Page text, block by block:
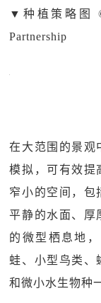
▼种植策略图
Partnership
在大范围的景观
模拟，可有效提
窄小的空间，包
平静的水面、厚
的微型栖息地
蛙、小型鸟类、
和微小水生物种